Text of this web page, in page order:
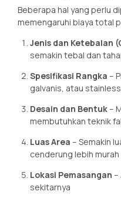
Beberapa hal yang perlu
memengaruhi biaya total
Jenis dan Ketebalan
semakin tebal dan
Spesifikasi Rangka –
galvanis, atau
Desain dan Bentuk–
membutuhkan teknik
Luas Area – Semakin
cenderung lebih murah
Lokasi Pemasangan –
sekitarnya